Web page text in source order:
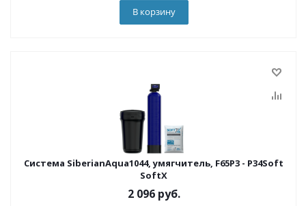
В корзину
Система SiberianAqua1044, умягчитель, F65P3 - P34Soft
SoftX
2 096руб.